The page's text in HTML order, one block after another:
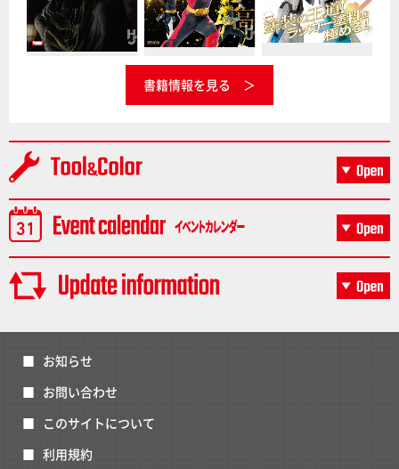
書籍情報を見る
お知らせ
お問い合わせ
このサイトについて
利用規約